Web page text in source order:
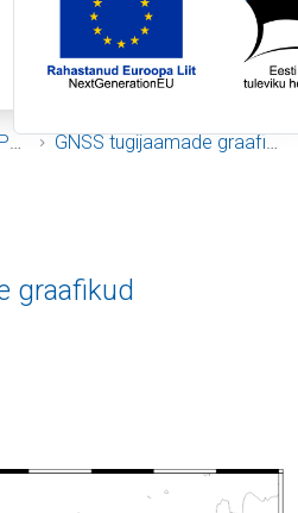
GNSS tugijaamade graafikud
graafikud